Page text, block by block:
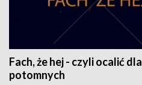
Fach, że hej - czyli ocalić dla
potomnych